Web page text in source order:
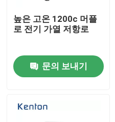
홈
높은 고온 1200c 머플
로 전기 가열 저항로
문의 보내기